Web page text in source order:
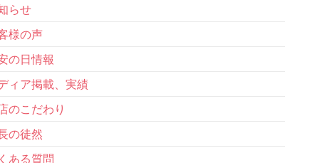
らせ
様の声
の日情報
ィア掲載、実績
のこだわり
の徒然
ある質問